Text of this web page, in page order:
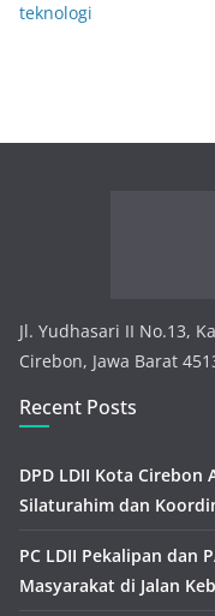
teknologi
Jl. Yudhasari II No.13,
Cirebon, Jawa Barat
Recent Posts
DPD LDII Kota Cirebon
Silaturahim dan
PC LDII Pekalipan dan
Masyarakat di Jalan